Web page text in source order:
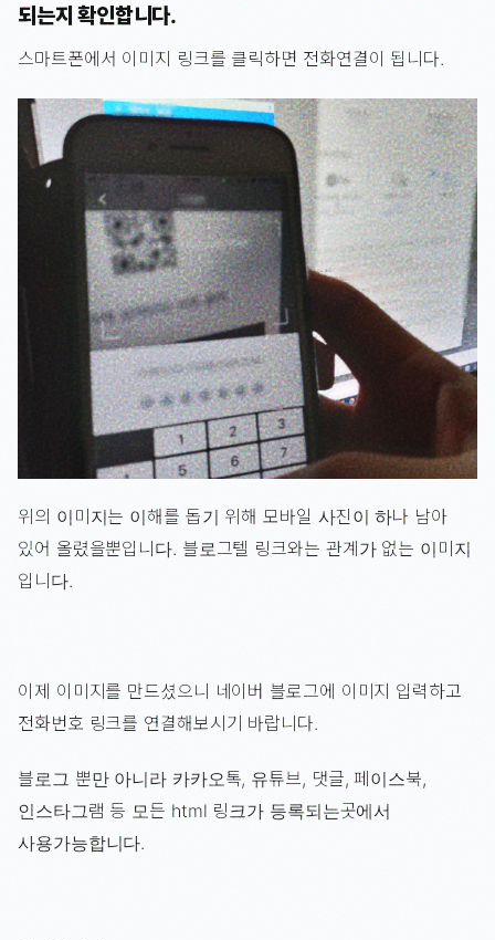
되는지 확인합니다.
스마트폰에서 이미지 링크를 클릭하면 전화연결이 됩니다.
위의 이미지는 이해를 돕기 위해 모바일 사진이 하나 남아
있어 올렸을뿐입니다. 블로그텔 링크와는 관계가 없는 이미지
입니다.
이제 이미지를 만드셨으니 네이버 블로그에 이미지 입력하고
전화번호 링크를 연결해보시기 바랍니다.
블로그 뿐만 아니라 카카오톡, 유튜브, 댓글, 페이스북,
인스타그램 등 모든 html 링크가 등록되는곳에서
사용가능합니다.